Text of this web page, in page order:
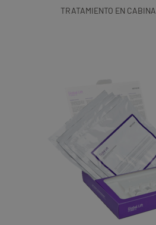
TRATAMIENTO EN